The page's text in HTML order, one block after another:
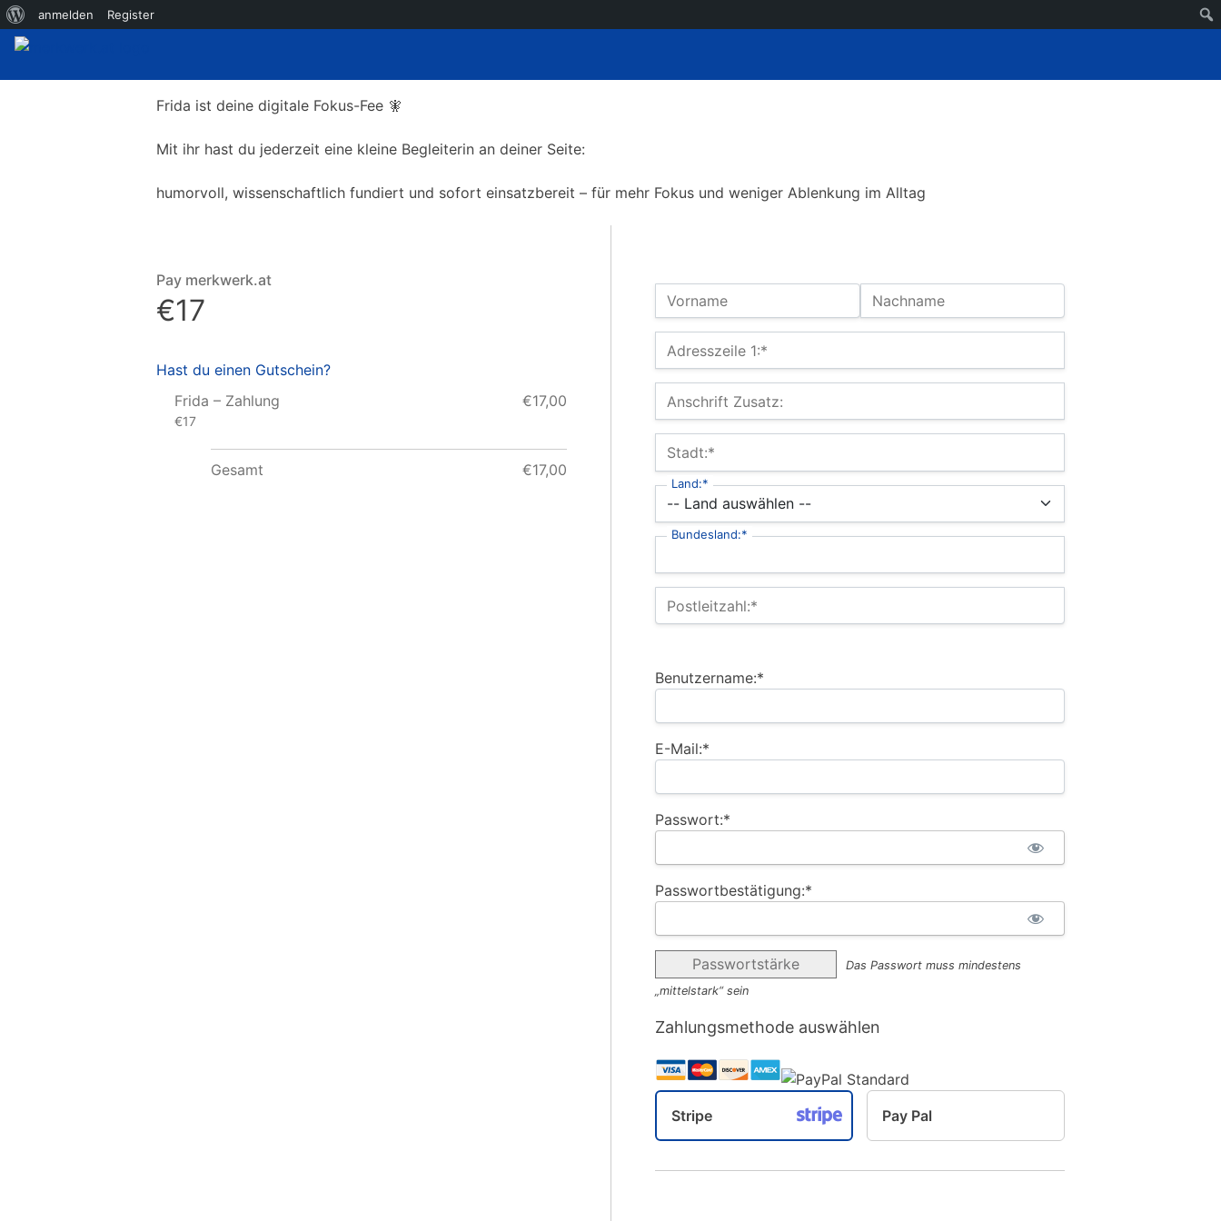
Über WordPress
anmelden Register
Frida ist deine digitale Fokus-Fee 🧚
Mit ihr hast du jederzeit eine kleine Begleiterin an deiner Seite:
humorvoll, wissenschaftlich fundiert und sofort einsatzbereit – für mehr Fokus und weniger Ablenkung im Alltag
Name:
Vorname Nachname
Billing Address
Adresszeile 1:*
Anschrift Zusatz:
Stadt:*
Land:*
Bundesland:*
Postleitzahl:*
Benutzername:*
E-Mail:*
Passwort:*
Passwortbestätigung:*
Passwortstärke
Das Passwort muss mindestens
„mittelstark“ sein
Zahlungsmethode auswählen
Stripe Pay Pal
Pay merkwerk.at
€17
Hast du einen Gutschein?
Frida – Zahlung
€17
€17,00
Gesamt €17,00